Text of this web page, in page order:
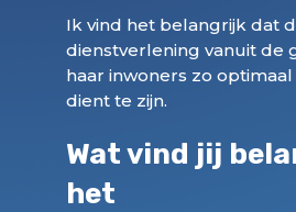
Ik vind het belangrijk dat
dienstverlening vanuit de
haar inwoners zo
dient te zijn.
Wat vind jij
het